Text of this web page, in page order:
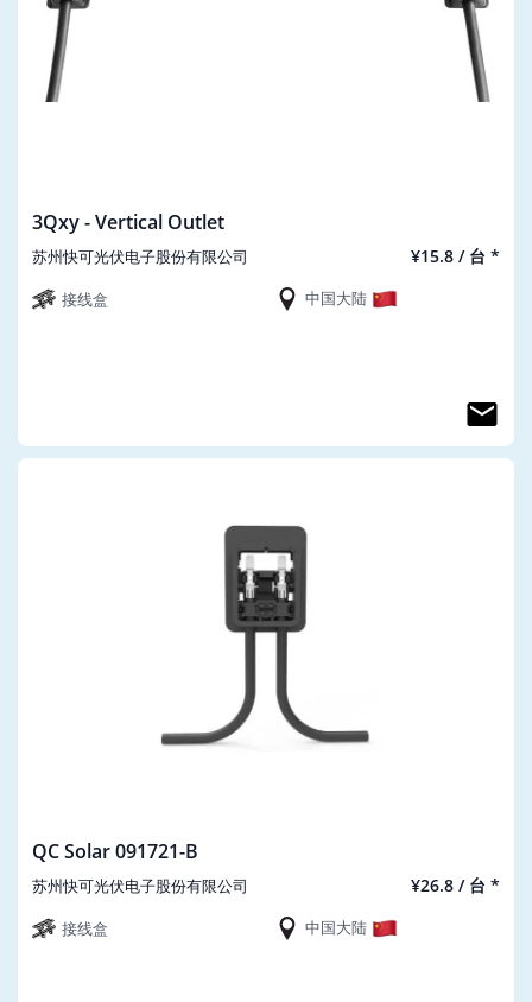
3Qxy - Vertical Outlet
苏州快可光伏电子股份有限公司 ¥15.8 / 台 *
接线盒 中国大陆
QC Solar 091721-B
苏州快可光伏电子股份有限公司 ¥26.8 / 台 *
接线盒 中国大陆